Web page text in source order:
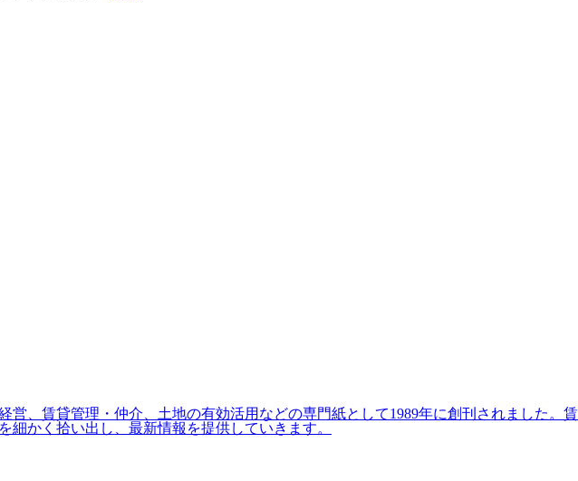
、賃貸管理・仲介、土地の有効活用などの専門紙として1989年に創刊されました。賃
かく拾い出し、最新情報を提供していきます。